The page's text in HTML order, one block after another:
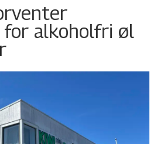
for alkoholfri øl